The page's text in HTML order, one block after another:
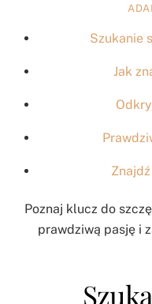
Szukanie
Jak
Poznaj klucz do
prawdziwą pasję i